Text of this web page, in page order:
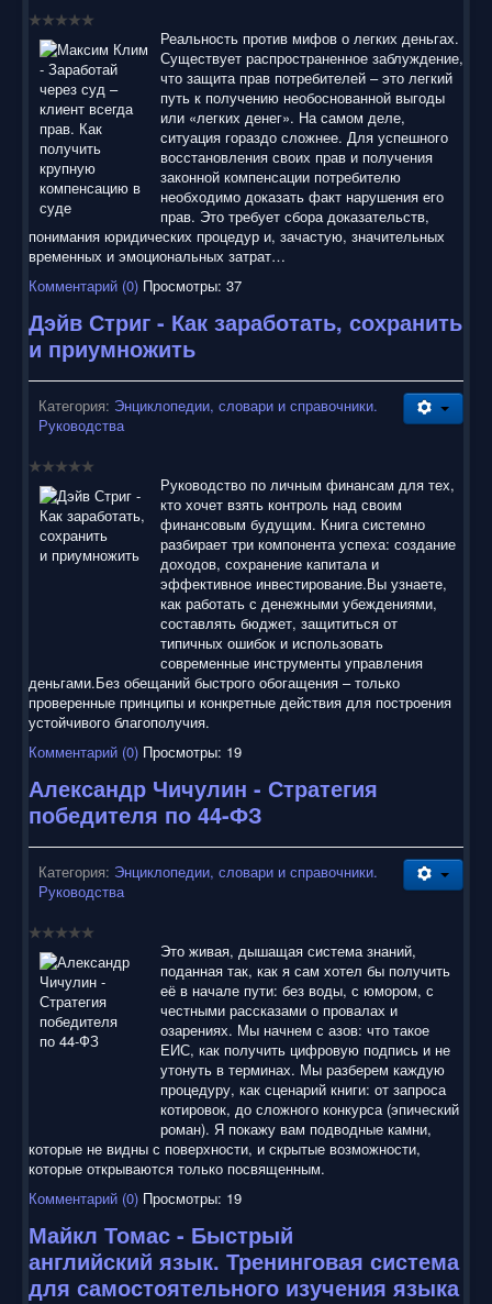
Реальность против мифов о легких деньгах.
Существует распространенное заблуждение,
что защита прав потребителей – это легкий
путь к получению необоснованной выгоды
или «легких денег». На самом деле,
ситуация гораздо сложнее. Для успешного
восстановления своих прав и получения
законной компенсации потребителю
необходимо доказать факт нарушения его
прав. Это требует сбора доказательств,
понимания юридических процедур и, зачастую, значительных
временных и эмоциональных затрат…
Комментарий (0) Просмотры: 37
Дэйв Стриг - Как заработать, сохранить
и приумножить
Категория: Энциклопедии, словари и справочники.
Руководства
Руководство по личным финансам для тех,
кто хочет взять контроль над своим
финансовым будущим. Книга системно
разбирает три компонента успеха: создание
доходов, сохранение капитала и
эффективное инвестирование.Вы узнаете,
как работать с денежными убеждениями,
составлять бюджет, защититься от
типичных ошибок и использовать
современные инструменты управления
деньгами.Без обещаний быстрого обогащения – только
проверенные принципы и конкретные действия для построения
устойчивого благополучия.
Комментарий (0) Просмотры: 19
Александр Чичулин - Стратегия
победителя по 44-ФЗ
Категория: Энциклопедии, словари и справочники.
Руководства
Это живая, дышащая система знаний,
поданная так, как я сам хотел бы получить
её в начале пути: без воды, с юмором, с
честными рассказами о провалах и
озарениях. Мы начнем с азов: что такое
ЕИС, как получить цифровую подпись и не
утонуть в терминах. Мы разберем каждую
процедуру, как сценарий книги: от запроса
котировок, до сложного конкурса (эпический
роман). Я покажу вам подводные камни,
которые не видны с поверхности, и скрытые возможности,
которые открываются только посвященным.
Комментарий (0) Просмотры: 19
Майкл Томас - Быстрый
английский язык. Тренинговая система
для самостоятельного изучения языка